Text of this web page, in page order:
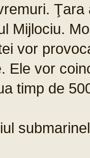
Mijlociu.
vor
Ele vor
timp de